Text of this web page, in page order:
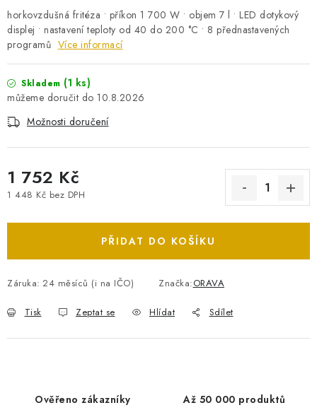
horkovzdušná fritéza • příkon 1 700 W • objem 7 l • LED dotykový
displej • nastavení teploty od 40 do 200 °C • 8 přednastavených
programů Více informací
Skladem (1 ks)
10.8.2026
Možnosti doručení
1 752 Kč
1 448 Kč bez DPH
PŘIDAT DO KOŠÍKU
Záruka: 24 měsíců (i na IČO) Značka:ORAVA
Tisk Zeptat se Hlídat Sdílet
Ověřeno zákazníky Až 50 000 produktů